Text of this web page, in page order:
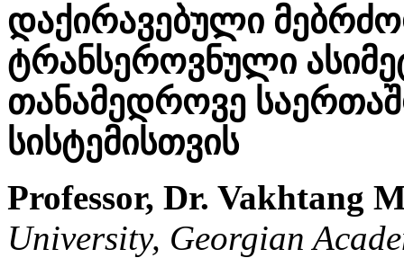
დაქირავებული
ტრანსეროვნული
თანამედროვე
სისტემისთვის
Professor, Dr. Vakhtang
University, Georgian